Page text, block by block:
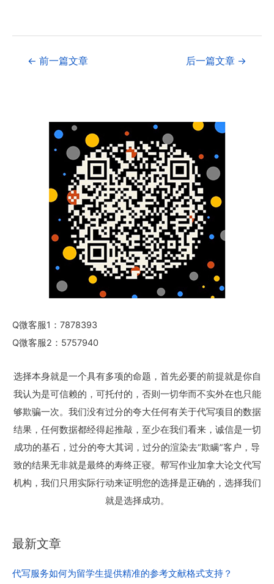
← 前一篇文章 后一篇文章 →
Q微客服1：7878393
Q微客服2：5757940
选择本身就是一个具有多项的命题，首先必要的前提就是你自
我认为是可信赖的，可托付的，否则一切华而不实外在也只能
够欺骗一次。我们没有过分的夸大任何有关于代写项目的数据
结果，任何数据都经得起推敲，至少在我们看来，诚信是一切
成功的基石，过分的夸大其词，过分的渲染去“欺瞒”客户，导
致的结果无非就是最终的寿终正寝。帮写作业加拿大论文代写
机构，我们只用实际行动来证明您的选择是正确的，选择我们
就是选择成功。
最新文章
代写服务如何为留学生提供精准的参考文献格式支持？